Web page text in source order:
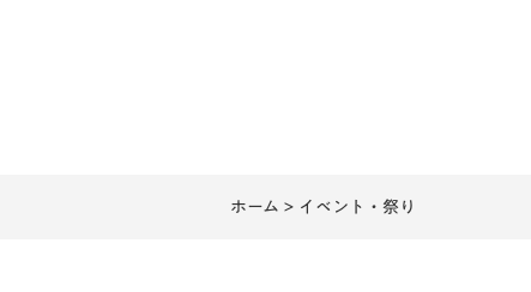
ホーム > イベント・祭り